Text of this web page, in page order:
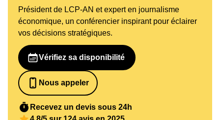
Président de LCP-AN et expert en journalisme
économique, un conférencier inspirant pour éclairer
vos décisions stratégiques.
Vérifiez sa disponibilité
Nous appeler
0652698481
Recevez un devis sous 24h